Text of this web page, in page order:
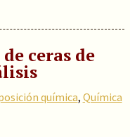
ceras de
química, Química